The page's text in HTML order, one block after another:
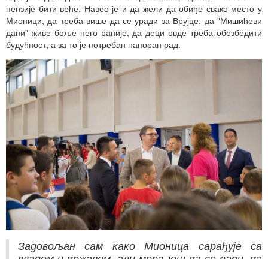
пензије бити веће. Навео је и да жели да обиђе свако место у
Мионици, да треба више да се уради за Врујце, да "Мишићеви
дани" живе боље него раније, да деци овде треба обезбедити
будућност, а за то је потребан напоран рад.
Задовољан сам како Мионица сарађује са